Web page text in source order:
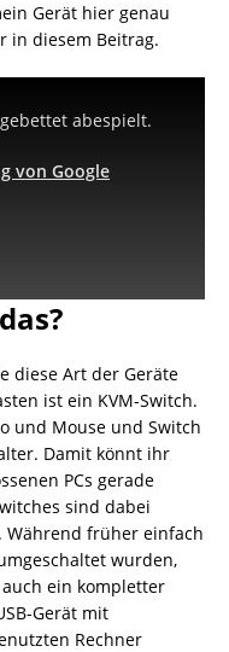
Gerät hier genau
in diesem Beitrag.
abespielt.
von Google
diese Art der Geräte
ist ein KVM-Switch.
und Mouse und Switch
Damit könnt ihr
PCs gerade
sind dabei
Während früher einfach
wurden,
ein kompletter
Gerät mit
Rechner